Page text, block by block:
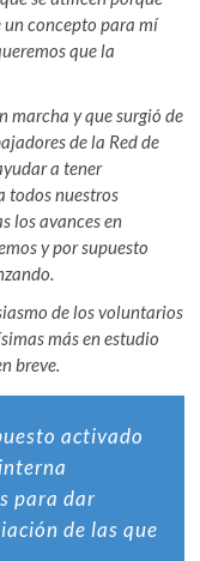
un concepto para mí
que la
marcha y que surgió de
de la Red de
a tener
todos nuestros
los avances en
y por supuesto
de los voluntarios
más en estudio
breve.
activado
para dar
de las que